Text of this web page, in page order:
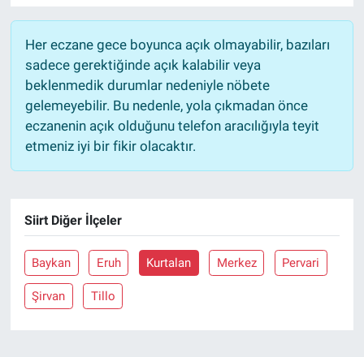
Her eczane gece boyunca açık olmayabilir, bazıları
sadece gerektiğinde açık kalabilir veya
beklenmedik durumlar nedeniyle nöbete
gelemeyebilir. Bu nedenle, yola çıkmadan önce
eczanenin açık olduğunu telefon aracılığıyla teyit
etmeniz iyi bir fikir olacaktır.
Siirt Diğer İlçeler
Baykan Eruh Kurtalan Merkez Pervari
Şirvan Tillo